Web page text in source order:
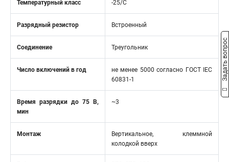
Температурный класс -25/С
Разрядный резистор Встроенный
Соединение Треугольник
Число включений в год
не менее 5000 согласно ГОСТ IEC
60831-1
Время разрядки до 75 В,
мин
~3
Монтаж
Вертикальное, клеммной
колодкой вверх
Задать вопрос